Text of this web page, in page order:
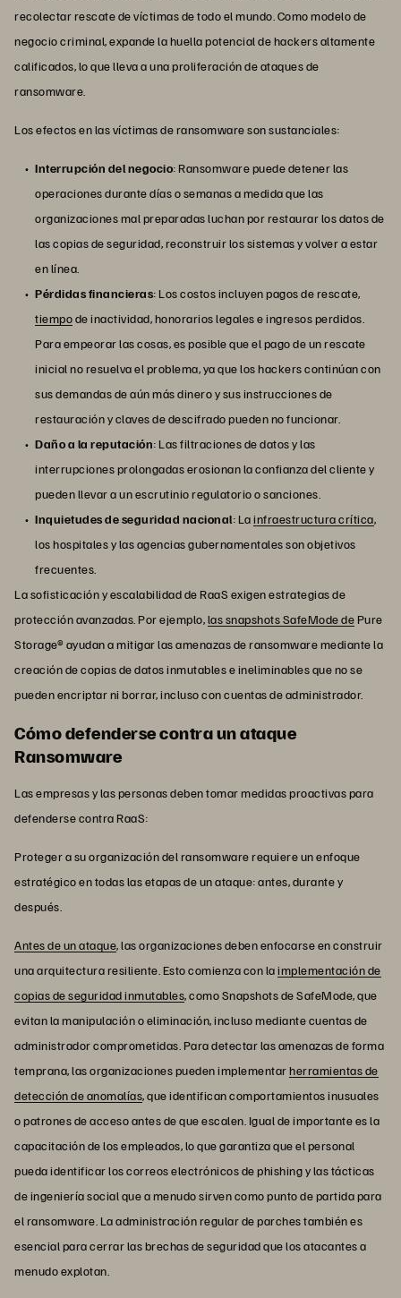
recolectar rescate de víctimas de todo el mundo. Como modelo de
negocio criminal, expande la huella potencial de hackers altamente
calificados, lo que lleva a una proliferación de ataques de
ransomware.
Los efectos en las víctimas de ransomware son sustanciales:
Interrupción del negocio: Ransomware puede detener las
operaciones durante días o semanas a medida que las
organizaciones mal preparadas luchan por restaurar los datos de
las copias de seguridad, reconstruir los sistemas y volver a estar
en línea.
Pérdidas financieras: Los costos incluyen pagos de rescate,
tiempode inactividad, honorarios legales e ingresos perdidos.
Para empeorar las cosas, es posible que el pago de un rescate
inicial no resuelva el problema, ya que los hackers continúan con
sus demandas de aún más dinero y sus instrucciones de
restauración y claves de descifrado pueden no funcionar.
Daño a la reputación: Las filtraciones de datos y las
interrupciones prolongadas erosionan la confianza del cliente y
pueden llevar a un escrutinio regulatorio o sanciones.
Inquietudes de seguridad nacional: Lainfraestructura crítica,
los hospitales y las agencias gubernamentales son objetivos
frecuentes.
La sofisticación y escalabilidad de RaaS exigen estrategias de
protección avanzadas. Por ejemplo,las snapshots SafeMode dePure
Storage® ayudan a mitigar las amenazas de ransomware mediante la
creación de copias de datos inmutables e ineliminables que no se
pueden encriptar ni borrar, incluso con cuentas de administrador.
Cómo defenderse contra un ataque
Ransomware
Las empresas y las personas deben tomar medidas proactivas para
defenderse contra RaaS:
Proteger a su organización del ransomware requiere un enfoque
estratégico en todas las etapas de un ataque: antes, durante y
después.
Antes de un ataque, las organizaciones deben enfocarse en construir
una arquitectura resiliente. Esto comienza con laimplementación de
copias de seguridad inmutables, como Snapshots de SafeMode, que
evitan la manipulación o eliminación, incluso mediante cuentas de
administrador comprometidas. Para detectar las amenazas de forma
temprana, las organizaciones pueden implementarherramientas de
detección de anomalías, que identifican comportamientos inusuales
o patrones de acceso antes de que escalen. Igual de importante es la
capacitación de los empleados, lo que garantiza que el personal
pueda identificar los correos electrónicos de phishing y las tácticas
de ingeniería social que a menudo sirven como punto de partida para
el ransomware. La administración regular de parches también es
esencial para cerrar las brechas de seguridad que los atacantes a
menudo explotan.